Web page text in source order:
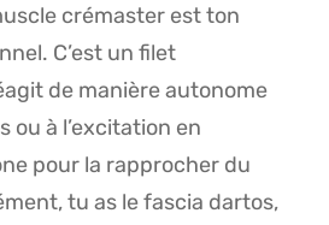
crémaster est ton
C’est un filet
de manière autonome
ou à l’excitation en
pour la rapprocher du
tu as le fascia dartos,